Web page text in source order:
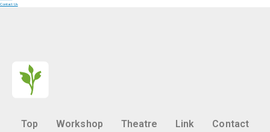
Contact Us
Top Workshop Theatre Link Contact